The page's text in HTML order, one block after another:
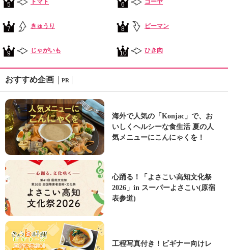
5 トマト 6 ゴーヤ
7 きゅうり 8 ピーマン
9 じゃがいも 10 ひき肉
おすすめ企画 PR
海外で人気の「Konjac」で、お
いしくヘルシーな食生活 夏の人
気メニューにこんにゃくを！
心踊る！「よさこい高知文化祭
2026」in スーパーよさこい(原宿
表参道)
工程写真付き！ビギナー向けレ